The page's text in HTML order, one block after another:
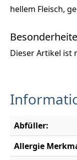
hellem Fleisch,
Dieser Artikel ist
Abfüller:
Allergie